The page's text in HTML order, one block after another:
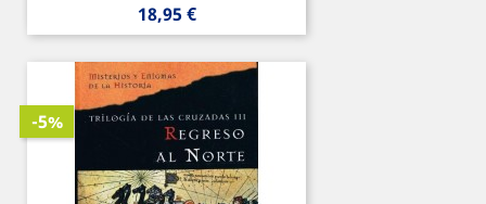
Precio
18,95 €
-5%